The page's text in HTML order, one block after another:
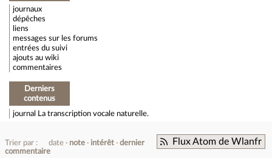
journaux
dépêches
liens
messages sur les forums
entrées du suivi
ajouts au wiki
commentaires
Derniers
contenus
journal La transcription vocale naturelle.
Flux Atom de Wlanfr
Trier par : date note intérêt
dernier
commentaire